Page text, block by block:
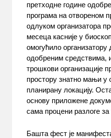
претходне године
програма на отвореном
одлуком организатора
месеца касније у
омогућило организатору
одобреним средствима,
трошкови организације
простору знатно мањи у
планирану локацију.
основу приложене
сама процени разлоге за
Башта фест је